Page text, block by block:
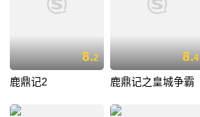
8.2
鹿鼎记2
8.4
鹿鼎记之皇城争霸